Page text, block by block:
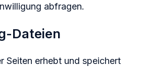
abfragen.
Dateien
Seiten erhebt und speichert